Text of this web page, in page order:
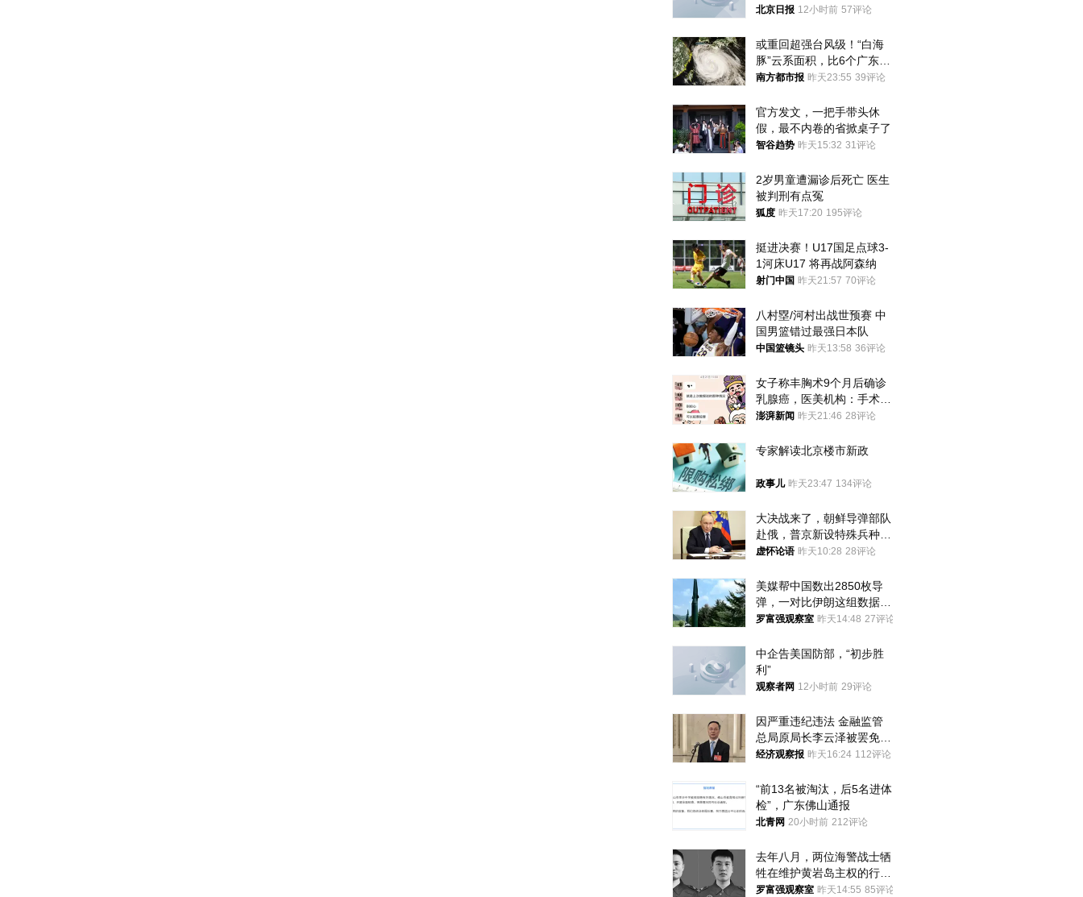
北京日报 12小时前 57评论
或重回超强台风级！“白海
豚”云系面积，比6个广东还
大！深圳官方：注意这件事
南方都市报 昨天23:55 39评论
官方发文，一把手带头休
假，最不内卷的省掀桌子了
智谷趋势 昨天15:32 31评论
2岁男童遭漏诊后死亡 医生
被判刑有点冤
狐度 昨天17:20 195评论
挺进决赛！U17国足点球3-
1河床U17 将再战阿森纳
射门中国 昨天21:57 70评论
八村塁/河村出战世预赛 中
国男篮错过最强日本队
中国篮镜头 昨天13:58 36评论
女子称丰胸术9个月后确诊
乳腺癌，医美机构：手术不
可能引发癌症，建议走司法
澎湃新闻 昨天21:46 28评论
专家解读北京楼市新政
政事儿 昨天23:47 134评论
大决战来了，朝鲜导弹部队
赴俄，普京新设特殊兵种，
76岁老将扛旗
虚怀论语 昨天10:28 28评论
美媒帮中国数出2850枚导
弹，一对比伊朗这组数据，
发现出大事了
罗富强观察室 昨天14:48 27评论
中企告美国防部，“初步胜
利”
观察者网 12小时前 29评论
因严重违纪违法 金融监管
总局原局长李云泽被罢免全
国人大代表
经济观察报 昨天16:24 112评论
“前13名被淘汰，后5名进体
检”，广东佛山通报
北青网 20小时前 212评论
去年八月，两位海警战士牺
牲在维护黄岩岛主权的行动
中
罗富强观察室 昨天14:55 85评论